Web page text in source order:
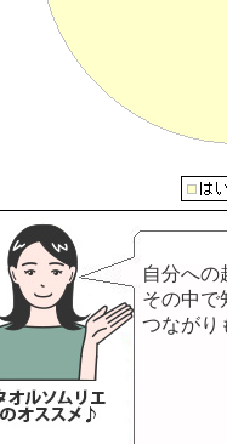
自分への
その中で
つながり